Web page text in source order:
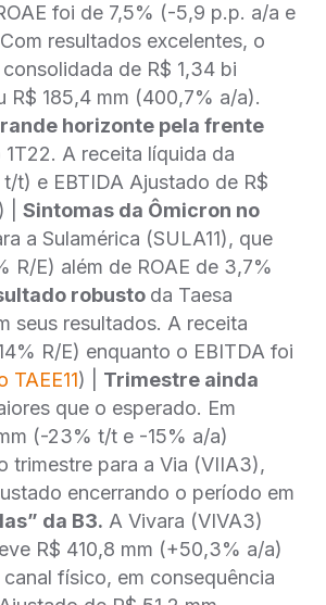
foi de 7,5% (-5,9 p.p. a/a e
Com resultados excelentes, o
de R$ 1,34 bi
185,4 mm (400,7% a/a).
horizonte pela frente
A receita líquida da
t) e EBTIDA Ajustado de R$
) | Sintomas da Ômicron no
a Sulamérica (SULA11), que
E) além de ROAE de 3,7%
robusto da Taesa
seus resultados. A receita
R/E) enquanto o EBITDA foi
TAEE11) | Trimestre ainda
que o esperado. Em
(-23% t/t e -15% a/a)
trimestre para a Via (VIIA3),
encerrando o período em
da B3. A Vivara (VIVA3)
R$ 410,8 mm (+50,3% a/a)
físico, em consequência